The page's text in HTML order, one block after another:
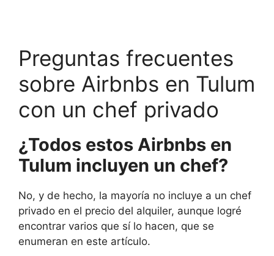
Preguntas frecuentes
sobre Airbnbs en Tulum
con un chef privado
¿Todos estos Airbnbs en
Tulum incluyen un chef?
No, y de hecho, la mayoría no incluye a un chef
privado en el precio del alquiler, aunque logré
encontrar varios que sí lo hacen, que se
enumeran en este artículo.